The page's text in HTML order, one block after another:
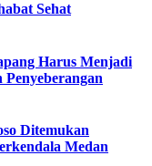
Sehat
Harus Menjadi
Ditemukan
Medan